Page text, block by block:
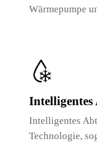
Wärmepumpe
Intelligentes
Intelligentes
Technologie,